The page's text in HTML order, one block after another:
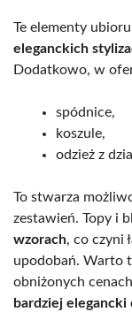
Te elementy
eleganckich
Dodatkowo, w
spódnice,
koszule,
odzież z
To stwarza
zestawień. Topy i
wzorach, co czyni
upodobań. Warto
obniżonych
bardziej